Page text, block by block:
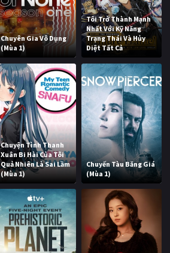
Chuyên Gia Vô Dụng
(Mùa 1)
Tôi Trở Thành Mạnh
Nhất Với Kỹ Năng
Trạng Thái Và Hủy
Diệt Tất Cả
Chuyện Tình Thanh
Xuân Bi Hài Của Tôi
Quả Nhiên Là Sai Lầm
(Mùa 1)
Chuyến Tàu Băng Giá
(Mùa 1)